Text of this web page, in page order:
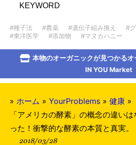
KEYWORD
#種子法 #農薬 #遺伝子組み換え
#
#東洋医学
#添加物 #マヌカハニー
本物のオーガニックが見つかる
IN YOU Market
» ホーム » YourProblems » 健康 »
「アメリカの酵素」の概念の違い
った！衝撃的な酵素の本質と真実。
2018/03/28